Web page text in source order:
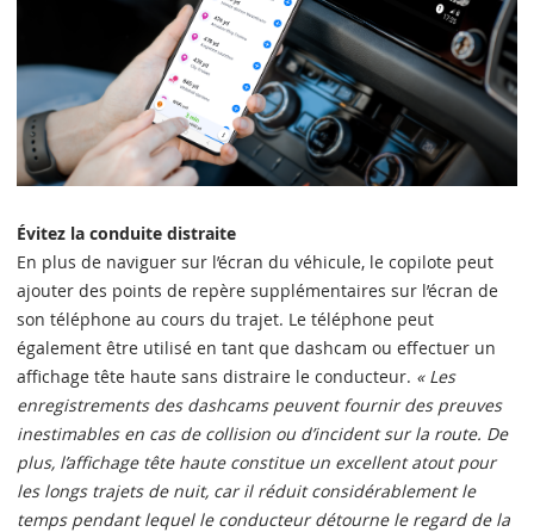
Évitez la conduite distraite
En plus de naviguer sur l’écran du véhicule, le copilote peut
ajouter des points de repère supplémentaires sur l’écran de
son téléphone au cours du trajet. Le téléphone peut
également être utilisé en tant que dashcam ou effectuer un
affichage tête haute sans distraire le conducteur. « Les
enregistrements des dashcams peuvent fournir des preuves
inestimables en cas de collision ou d’incident sur la route. De
plus, l’affichage tête haute constitue un excellent atout pour
les longs trajets de nuit, car il réduit considérablement le
temps pendant lequel le conducteur détourne le regard de la